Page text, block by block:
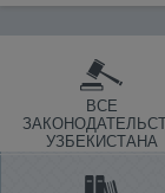
ВСЕ
УЗБЕКИСТАНА